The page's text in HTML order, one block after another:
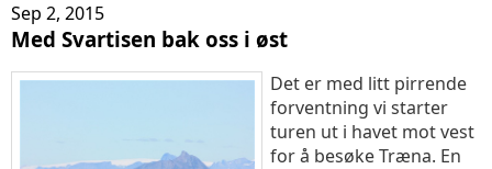
Sep 2, 2015
Med Svartisen bak oss i øst
Det er med litt pirrende
forventning vi starter
turen ut i havet mot vest
for å besøke Træna. En